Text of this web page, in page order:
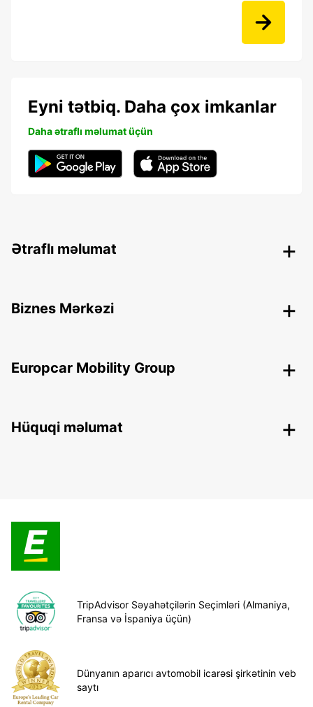
Eyni tətbiq. Daha çox imkanlar
Daha ətraflı məlumat üçün
Ətraflı məlumat
Biznes Mərkəzi
Europcar Mobility Group
Hüquqi məlumat
TripAdvisor Səyahətçilərin Seçimləri (Almaniya,
Fransa və İspaniya üçün)
Dünyanın aparıcı avtomobil icarəsi şirkətinin veb
saytı